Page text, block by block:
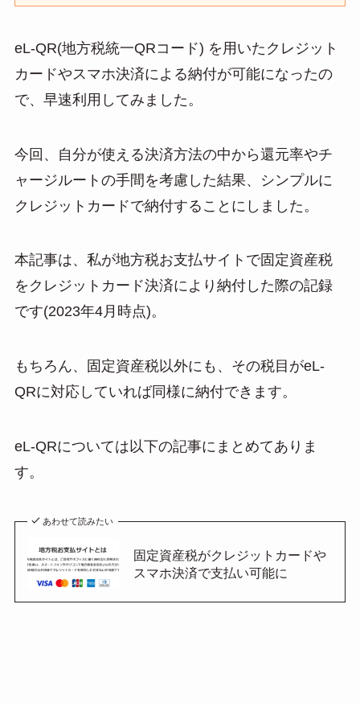
eL-QR(地方税統一QRコード) を用いたクレジット
カードやスマホ決済による納付が可能になったの
で、早速利用してみました。
今回、自分が使える決済方法の中から還元率やチ
ャージルートの手間を考慮した結果、シンプルに
クレジットカードで納付することにしました。
本記事は、私が地方税お支払サイトで固定資産税
をクレジットカード決済により納付した際の記録
です(2023年4月時点)。
もちろん、固定資産税以外にも、その税目がeL-
QRに対応していれば同様に納付できます。
eL-QRについては以下の記事にまとめてありま
す。
あわせて読みたい
固定資産税がクレジットカードや
スマホ決済で支払い可能に